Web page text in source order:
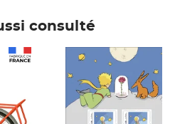
consulté
Prix 7,50€